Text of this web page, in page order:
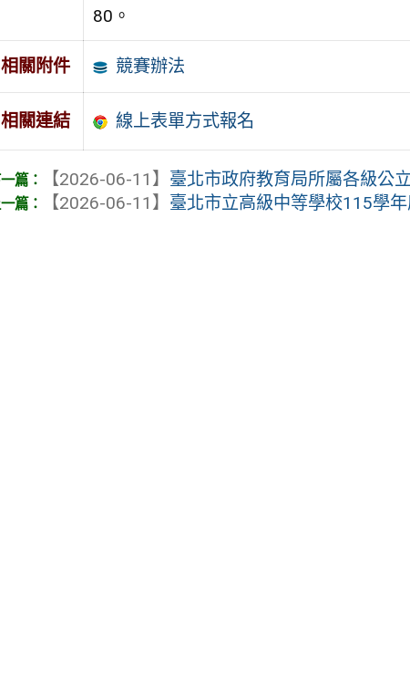
80。
相關附件 競賽辦法
相關連結 線上表單方式報名
【2026-06-11】 臺北市政府教育局所屬各級公
【2026-06-11】 臺北市立高級中等學校115學